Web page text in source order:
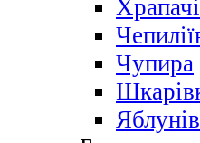
Храпачі
Чупира